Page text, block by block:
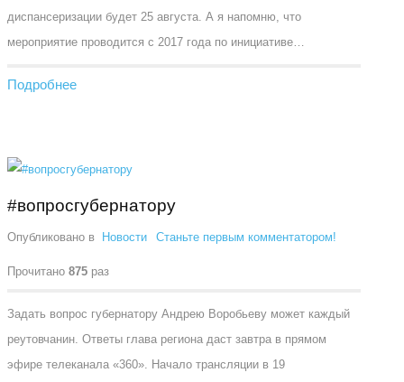
диспансеризации будет 25 августа. А я напомню, что
мероприятие проводится с 2017 года по инициативе…
Подробнее
#вопросгубернатору
Опубликовано в Новости Станьте первым комментатором!
Прочитано 875 раз
Задать вопрос губернатору Андрею Воробьеву может каждый
реутовчанин. Ответы глава региона даст завтра в прямом
эфире телеканала «360». Начало трансляции в 19